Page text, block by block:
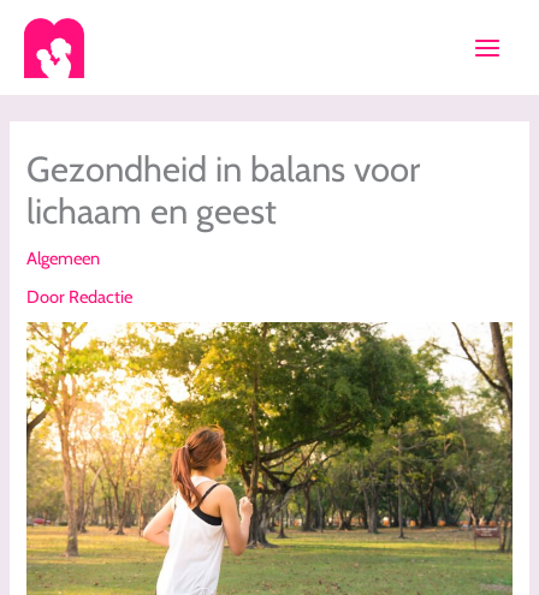
inhoud
Gezondheid in balans voor
lichaam en geest
Algemeen
Door Redactie